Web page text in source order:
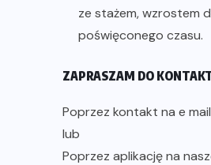
ze stażem, wzrostem
poświęconego czasu.
ZAPRASZAM DO
Poprzez kontakt na e
lub
Poprzez aplikację na